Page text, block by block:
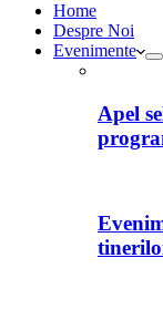
Home
Despre Noi
Evenimente
Apel